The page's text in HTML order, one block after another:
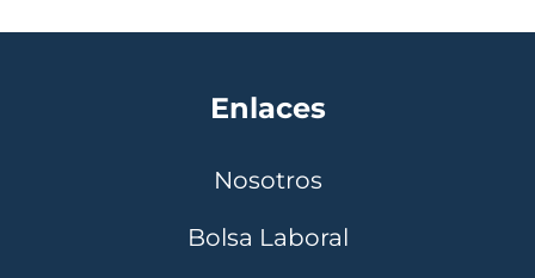
Enlaces
Nosotros
Bolsa Laboral